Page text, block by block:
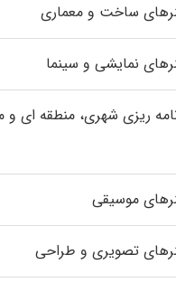
ساخت و معماری
نمایشی و سینما
ریزی شهری، منطقه‌ ای و
موسیقی
تصویری و طراحی